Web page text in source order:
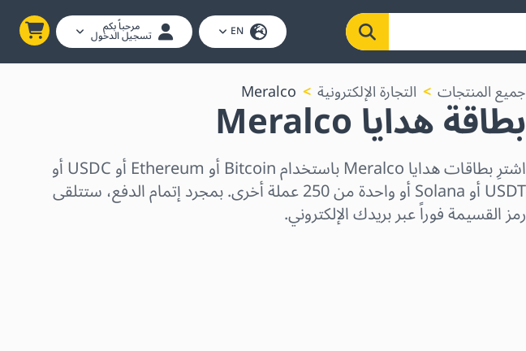
EN مرحباً بكم
تسجيل الدخول
جميع المنتجات التجارة الإلكترونية Meralco بطاقة هدايا Meralco
اشترِ بطاقات هدايا Meralco باستخدام Bitcoin أو Ethereum أو USDC أو
USDT أو Solana أو واحدة من 250 عملة أخرى. بمجرد إتمام الدفع، ستتلقى
رمز القسيمة فوراً عبر بريدك الإلكتروني.